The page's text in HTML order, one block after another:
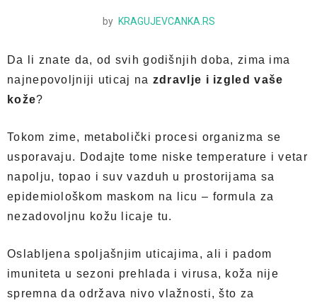
by KRAGUJEVCANKA.RS
Da li znate da, od svih godišnjih doba, zima ima
najnepovoljniji uticaj na zdravlje i izgled vaše
kože?
Tokom zime, metabolički procesi organizma se
usporavaju. Dodajte tome niske temperature i vetar
napolju, topao i suv vazduh u prostorijama sa
epidemiološkom maskom na licu – formula za
nezadovoljnu kožu licaje tu.
Oslabljena spoljašnjim uticajima, ali i padom
imuniteta u sezoni prehlada i virusa, koža nije
spremna da održava nivo vlažnosti, što za